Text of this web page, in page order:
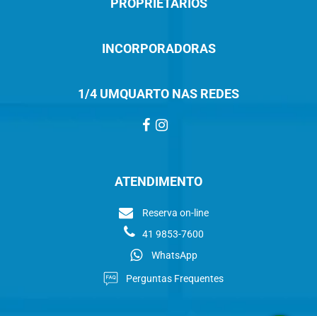
INCORPORADORAS
1/4 UMQUARTO NAS REDES
ATENDIMENTO
Reserva on-line
41 9853-7600
WhatsApp
Perguntas Frequentes